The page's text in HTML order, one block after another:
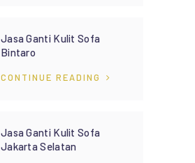
Jasa Ganti Kulit Sofa
Bintaro
CONTINUE READING
Jasa Ganti Kulit Sofa
Jakarta Selatan